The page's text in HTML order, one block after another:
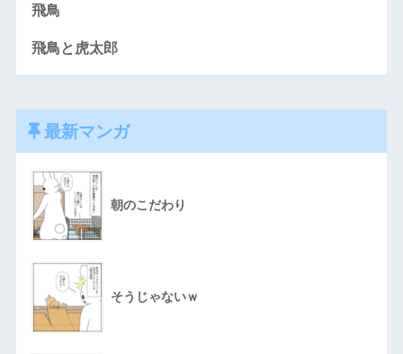
飛鳥
飛鳥と虎太郎
最新マンガ
朝のこだわり
そうじゃないｗ